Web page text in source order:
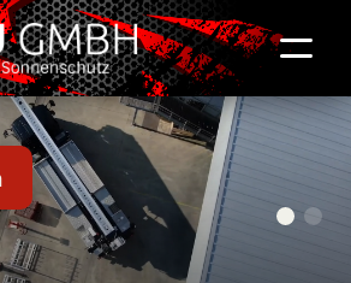
bis zum Autokran –
jeden Einsatz.